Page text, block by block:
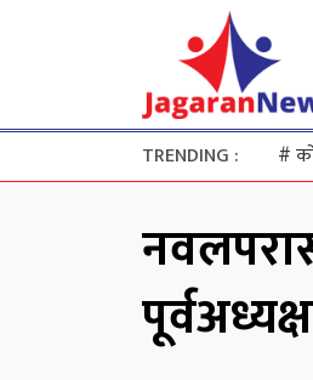
TRENDING : #